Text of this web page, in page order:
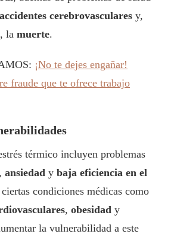
accidentes cerebrovasculares y,
la muerte.
¡No te dejes engañar!
fraude que te ofrece trabajo
térmico incluyen problemas
, ansiedad y baja eficiencia en el
condiciones médicas como
, obesidad y
la vulnerabilidad a este